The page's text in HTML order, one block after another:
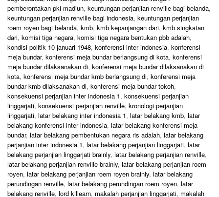
pemberontakan pki madiun, keuntungan perjanjian renville bagi belanda,
keuntungan perjanjian renville bagi indonesia, keuntungan perjanjian
roem royen bagi belanda, kmb, kmb kepanjangan dari, kmb singkatan
dari, komisi tiga negara, komisi tiga negara bentukan pbb adalah,
kondisi politik 10 januari 1948, konferensi inter indonesia, konferensi
meja bundar, konferensi meja bundar berlangsung di kota, konferensi
meja bundar dilaksanakan di, konferensi meja bundar dilaksanakan di
kota, konferensi meja bundar kmb berlangsung di, konferensi meja
bundar kmb dilaksanakan di, konferensi meja bundar tokoh,
konsekuensi perjanjian inter indonesia 1, konsekuensi perjanjian
linggarjati, konsekuensi perjanjian renville, kronologi perjanjian
linggarjati, latar belakang inter indonesia 1, latar belakang kmb, latar
belakang konferensi inter indonesia, latar belakang konferensi meja
bundar, latar belakang pembentukan negara ris adalah, latar belakang
perjanjian inter indonesia 1, latar belakang perjanjian linggarjati, latar
belakang perjanjian linggarjati brainly, latar belakang perjanjian renville,
latar belakang perjanjian renville brainly, latar belakang perjanjian roem
royen, latar belakang perjanjian roem royen brainly, latar belakang
perundingan renville, latar belakang perundingan roem royen, latar
belakang renville, lord killearn, makalah perjanjian linggarjati, makalah